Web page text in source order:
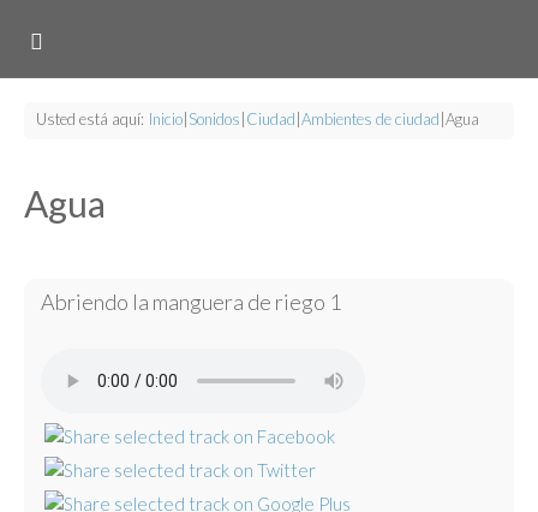
Usted está aquí: Inicio Sonidos Ciudad Ambientes de ciudad Agua
Agua
Abriendo la manguera de riego 1